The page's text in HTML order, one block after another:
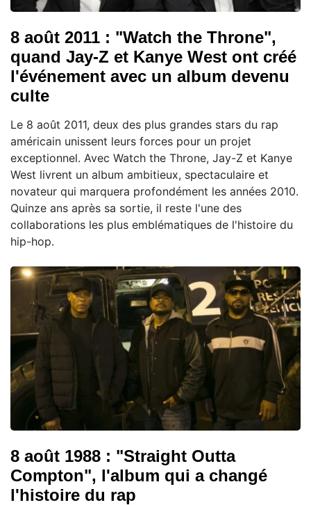
8 août 2011 : "Watch the Throne",
quand Jay-Z et Kanye West ont créé
l'événement avec un album devenu
culte
Le 8 août 2011, deux des plus grandes stars du rap
américain unissent leurs forces pour un projet
exceptionnel. Avec Watch the Throne, Jay-Z et Kanye
West livrent un album ambitieux, spectaculaire et
novateur qui marquera profondément les années 2010.
Quinze ans après sa sortie, il reste l'une des
collaborations les plus emblématiques de l'histoire du
hip-hop.
8 août 1988 : "Straight Outta
Compton", l'album qui a changé
l'histoire du rap